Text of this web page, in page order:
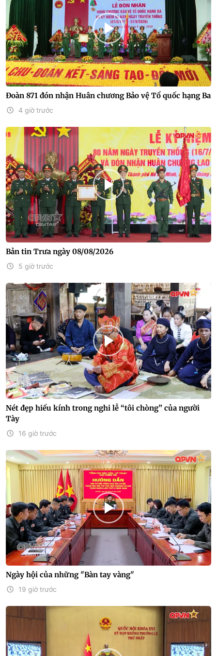
Đoàn 871 đón nhận Huân chương Bảo vệ Tổ quốc hạng Ba
4 giờ trước
Bản tin Trưa ngày 08/08/2026
5 giờ trước
Nét đẹp hiếu kính trong nghi lễ “tôi chòng” của người
Tày
16 giờ trước
Ngày hội của những "Bàn tay vàng"
19 giờ trước